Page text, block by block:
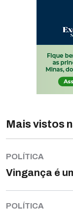
Mais vistos
POLÍTICA
Vingança é
POLÍTICA